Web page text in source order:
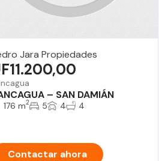
Jara Propiedades
– SAN DAMIÁN
176 m2 5 4 4
Contactar ahora